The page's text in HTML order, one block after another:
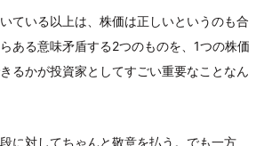
ている以上は、株価は正しいというのも合
ある意味矛盾する2つのものを、1つの株価
るかが投資家としてすごい重要なことなん
に対してちゃんと敬意を払う。でも一方